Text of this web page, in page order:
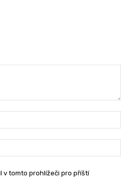
v tomto prohlížeči pro příští